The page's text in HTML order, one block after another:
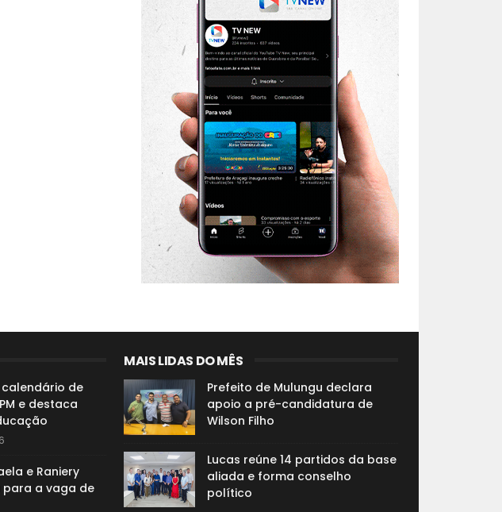
de
e destaca
e Raniery
a vaga de
MAIS LIDAS DO MÊS
Prefeito de Mulungu declara
apoio a pré-candidatura de
Wilson Filho
Lucas reúne 14 partidos da base
aliada e forma conselho
político